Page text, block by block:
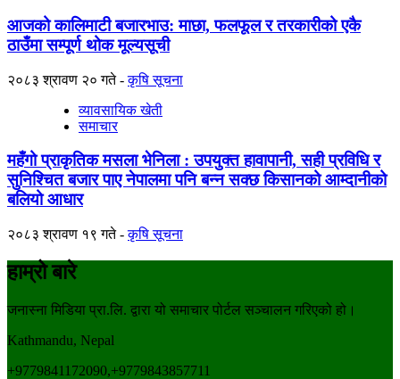
आजको कालिमाटी बजारभाउ: माछा, फलफूल र तरकारीको एकै
ठाउँमा सम्पूर्ण थोक मूल्यसूची
२०८३ श्रावण २० गते
कृषि सूचना
व्यावसायिक खेती
समाचार
महँगो प्राकृतिक मसला भेनिला : उपयुक्त हावापानी, सही प्रविधि र
सुनिश्चित बजार पाए नेपालमा पनि बन्न सक्छ किसानको आम्दानीको
बलियो आधार
२०८३ श्रावण १९ गते कृषि सूचना
हाम्रो बारे
जनास्ना मिडिया प्रा.लि. द्वारा यो समाचार पोर्टल सञ्चालन गरिएको हो।
Kathmandu, Nepal
+9779841172090,+9779843857711